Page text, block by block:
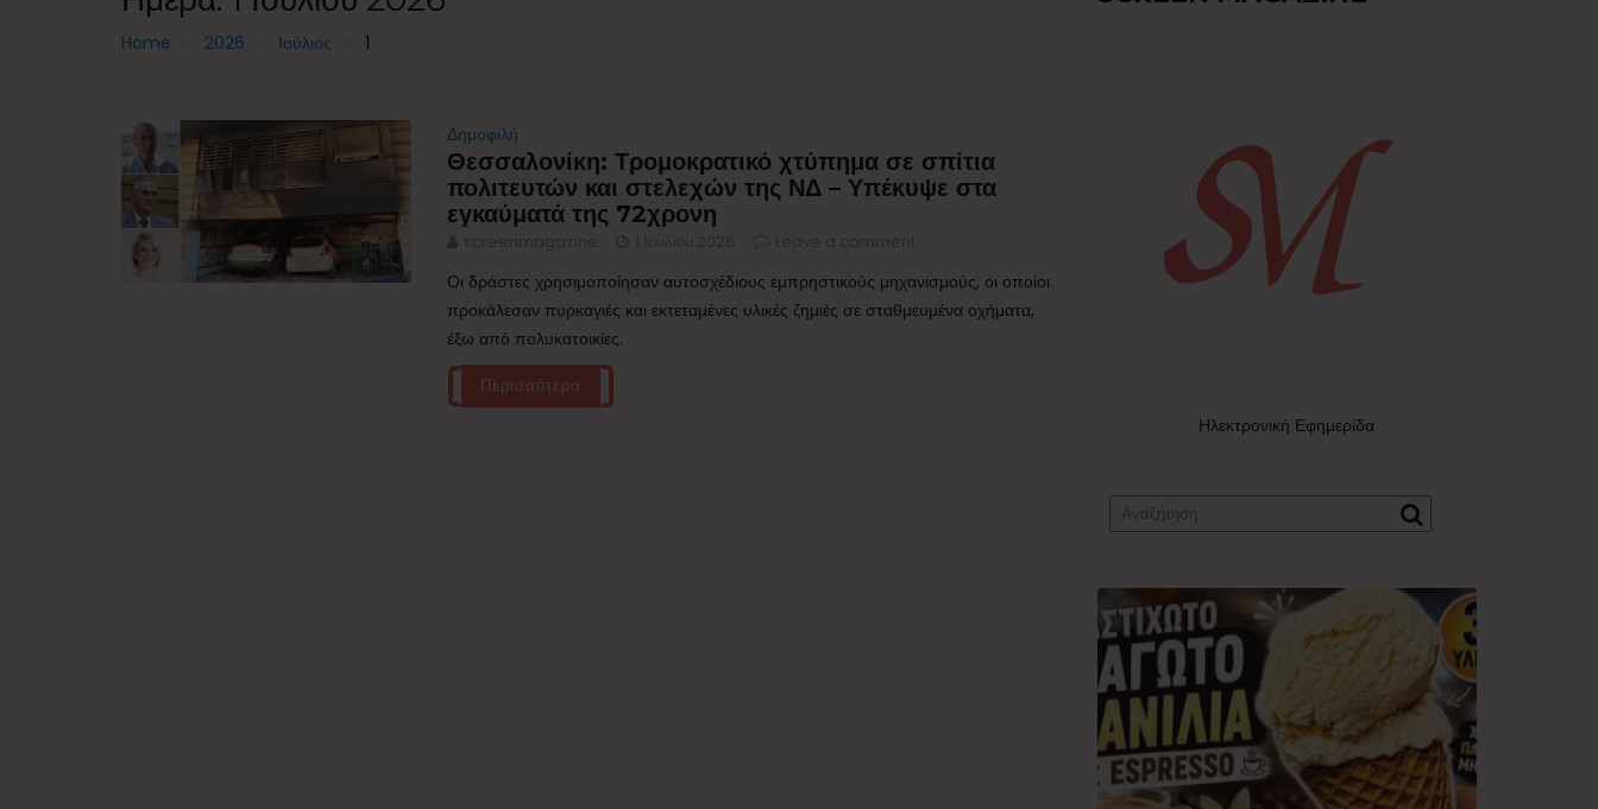
Home 2026 Ιούλιος 1
Δημοφιλή
Θεσσαλονίκη: Τρομοκρατικό χτύπημα σε σπίτια
πολιτευτών και στελεχών της ΝΔ – Υπέκυψε στα
εγκαύματά της 72χρονη
Οι δράστες χρησιμοποίησαν αυτοσχέδιους εμπρηστικούς μηχανισμούς, οι οποίοι
προκάλεσαν πυρκαγιές και εκτεταμένες υλικές ζημιές σε σταθμευμένα οχήματα,
έξω από πολυκατοικίες.
Περισσότερα
Ηλεκτρονική Εφημερίδα